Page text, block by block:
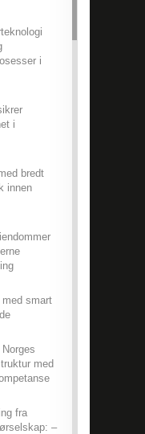
i
i
bredt
innen
med smart
med
fra
–